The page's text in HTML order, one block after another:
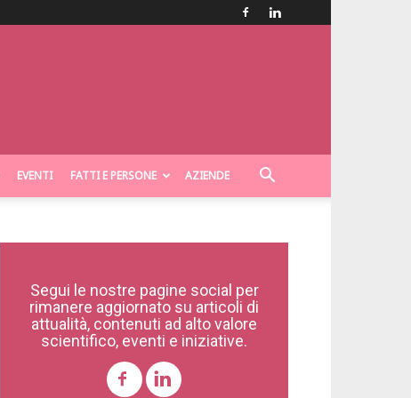
EVENTI FATTI E PERSONE AZIENDE
Segui le nostre pagine social per
rimanere aggiornato su articoli di
attualità, contenuti ad alto valore
scientifico, eventi e iniziative.